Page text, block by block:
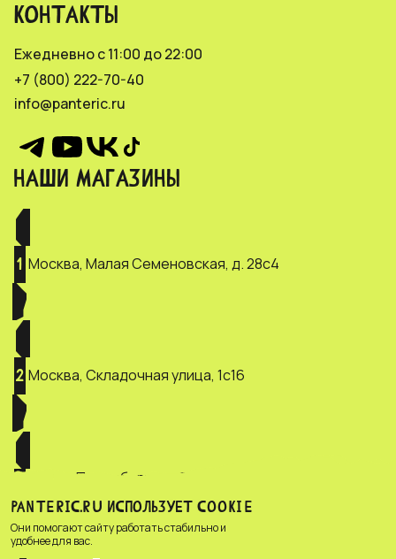
НАШИ МАГАЗИНЫ
1 Москва, Малая Семеновская, д. 28с4
2 Москва, Складочная улица, 1с16
Санкт-Петербург, ул. Зверинская, д.
2/5
КОНТАКТЫ
Ежедневно с 11:00 до 22:00
+7 (800) 222-70-40
info@panteric.ru
PANTERIC.RU ИСПОЛЬЗУЕТ COOKIE
Они помогают сайту работать стабильно и
удобнее для вас.